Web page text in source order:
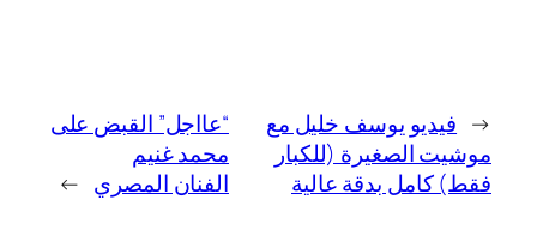
← فيديو يوسف خليل مع
موشيت الصغيرة (للكبار
فقط) كامل بدقة عالية
“عااجل” القبض على
محمد غنيم
الفنان المصري →